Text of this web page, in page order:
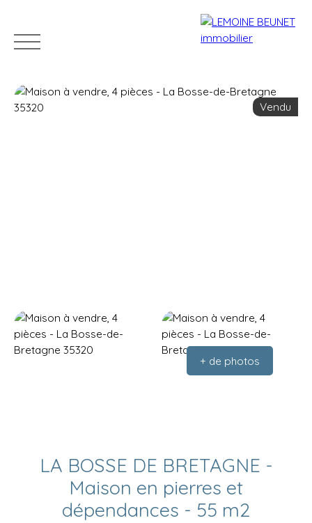
Vendu
+ de photos
LA BOSSE DE BRETAGNE -
Maison en pierres et
dépendances - 55 m2